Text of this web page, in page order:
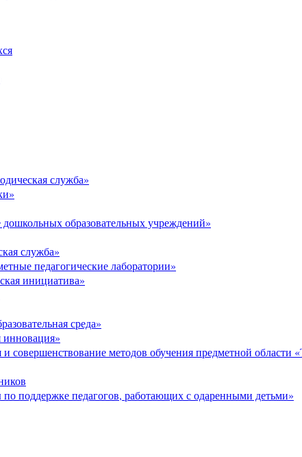
служба»
образовательных учреждений»
служба»
педагогические лаборатории»
инициатива»
среда»
инновация»
совершенствование методов обучения предметной области
поддержке педагогов, работающих с одаренными детьми»